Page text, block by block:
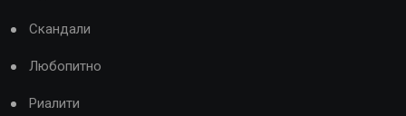
Скандали
Любопитно
Риалити